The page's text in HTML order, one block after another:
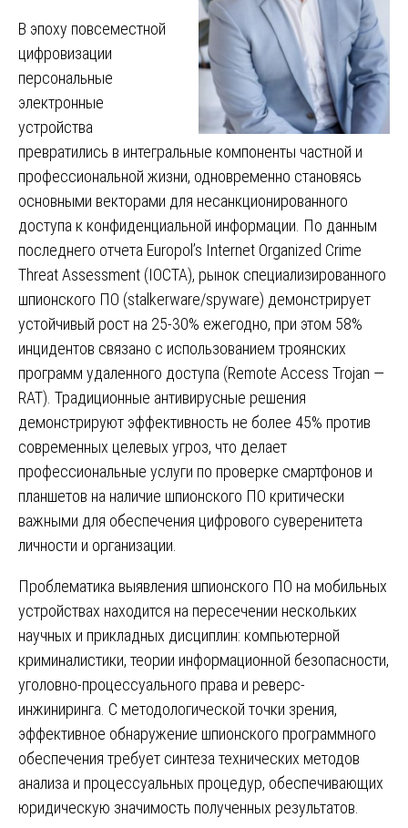
В эпоху повсеместной
цифровизации
персональные
электронные
устройства
превратились в интегральные компоненты частной и
профессиональной жизни, одновременно становясь
основными векторами для несанкционированного
доступа к конфиденциальной информации. По данным
последнего отчета Europol’s Internet Organized Crime
Threat Assessment (IOCTA), рынок специализированного
шпионского ПО (stalkerware/spyware) демонстрирует
устойчивый рост на 25-30% ежегодно, при этом 58%
инцидентов связано с использованием троянских
программ удаленного доступа (Remote Access Trojan —
RAT). Традиционные антивирусные решения
демонстрируют эффективность не более 45% против
современных целевых угроз, что делает
профессиональные услуги по проверке смартфонов и
планшетов на наличие шпионского ПО критически
важными для обеспечения цифрового суверенитета
личности и организации.
Проблематика выявления шпионского ПО на мобильных
устройствах находится на пересечении нескольких
научных и прикладных дисциплин: компьютерной
криминалистики, теории информационной безопасности,
уголовно-процессуального права и реверс-
инжиниринга. С методологической точки зрения,
эффективное обнаружение шпионского программного
обеспечения требует синтеза технических методов
анализа и процессуальных процедур, обеспечивающих
юридическую значимость полученных результатов.